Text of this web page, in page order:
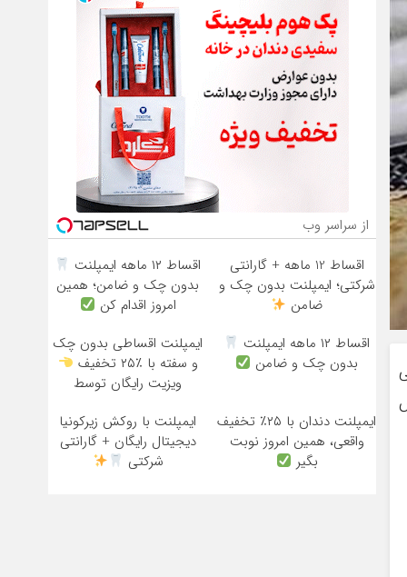
از سراسر وب
اقساط 12 ماهه + گارانتی
شرکتی؛ ایمپلنت بدون چک و
ضامن
اقساط ۱۲ ماهه ایمپلنت
بدون چک و ضامن؛ همین
امروز اقدام کن
اقساط ۱۲ ماهه ایمپلنت
بدون چک و ضامن
ایمپلنت اقساطی بدون چک
و سفته با ٪۲۵ تخفیف
ویزیت رایگان توسط
ایمپلنت دندان با ۲۵٪ تخفیف
واقعی، همین امروز نوبت
بگیر
ایمپلنت با روکش زیرکونیا
دیجیتال رایگان + گارانتی
شرکتی